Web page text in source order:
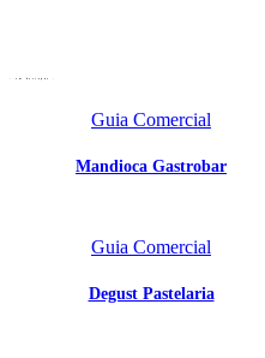
Guia Comercial
Mandioca Gastrobar
Guia Comercial
Degust Pastelaria